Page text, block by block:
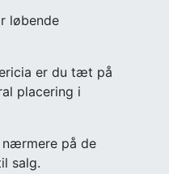
løbende
er du tæt på
placering i
nærmere på de
salg.